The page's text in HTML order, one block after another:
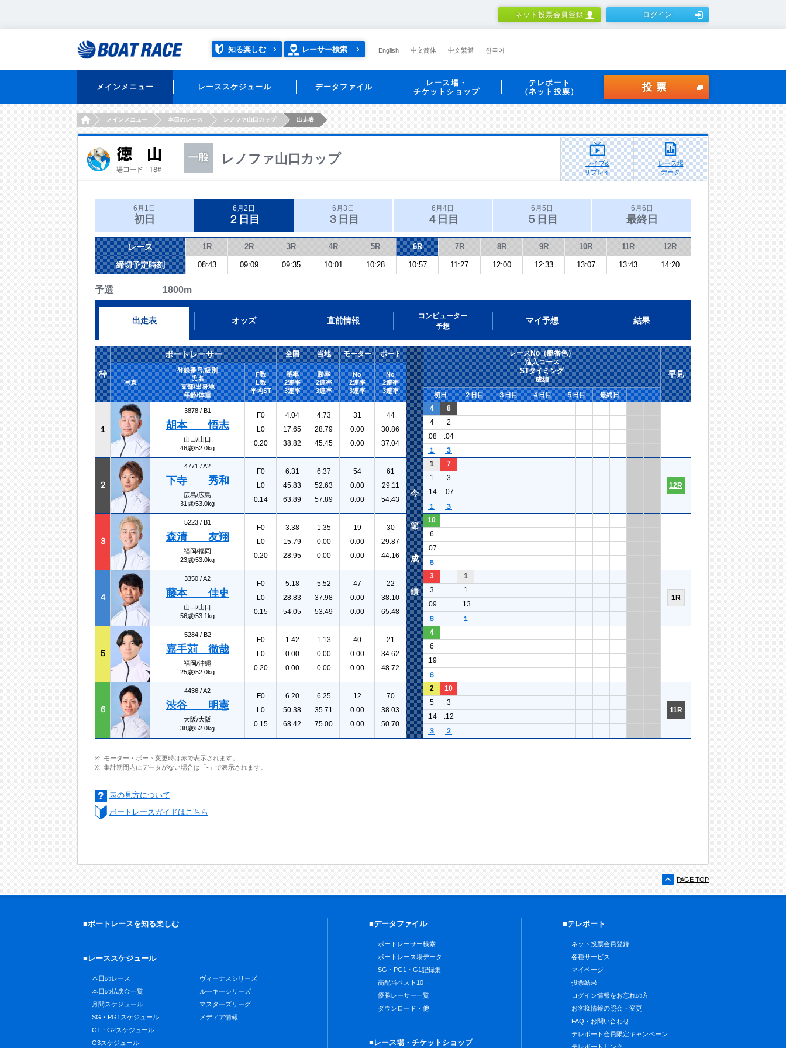
ネット投票会員登録 ログイン
知る楽しむ レーサー検索 English 中文简体 中文繁體 한국어
メインメニュー レーススケジュール データファイル
レース場・
チケットショップ
テレボート
（ネット投票）
投票
HOMEメインメニュー 本日のレース レノファ山口カップ 出走表
レノファ山口カップ
ライブ&
リプレイ
レース場
データ
6月1日
初日
6月2日
２日目
6月3日
３日目
6月4日
４日目
6月5日
５日目
6月6日
最終日
レース 1R 2R 3R 4R 5R 6R 7R 8R 9R 10R 11R 12R
締切予定時刻 08:43 09:09 09:35 10:01 10:28 10:57 11:27 12:00 12:33 13:07 13:43 14:20
予選 1800m
出走表 オッズ 直前情報
コンピューター
予想
マイ予想 結果
枠
ボートレーサー 全国 当地 モーター ボート
レースNo（艇番色）
進入コース
STタイミング
成績
早見
写真
登録番号/級別
氏名
支部/出身地
年齢/体重
F数
L数
平均ST
勝率
2連率
3連率
勝率
2連率
3連率
No
2連率
3連率
No
2連率
3連率
初日 ２日目 ３日目 ４日目 ５日目 最終日
１
3878 / B1
胡本 悟志
山口/山口
46歳/52.0kg
F0
L0
0.20
4.04
17.65
38.82
4.73
28.79
45.45
31
0.00
0.00
44
30.86
37.04
4
8
4
2
.08
.04
１
３
２
4771 /A2
下寺 秀和
広島/広島
31歳/53.0kg
F0
L0
0.14
6.31
45.83
63.89
6.37
52.63
57.89
54
0.00
0.00
61
29.11
54.43
1 7
12R
1
3
.14
.07
１
３
３
5223 / B1
森清 友翔
福岡/福岡
23歳/53.0kg
F0
L0
0.20
3.38
15.79
28.95
1.35
0.00
0.00
19
0.00
0.00
30
29.87
44.16
10
6
.07
６
４
3350 /A2
藤本 佳史
山口/山口
56歳/53.1kg
F0
L0
0.15
5.18
28.83
54.05
5.52
37.98
53.49
47
0.00
0.00
22
38.10
65.48
3 1
1R
3
1
.09
.13
６
１
５
5284 / B2
嘉手苅 徹哉
福岡/沖縄
25歳/52.0kg
F0
L0
0.20
1.42
0.00
0.00
1.13
0.00
0.00
40
0.00
0.00
21
34.62
48.72
4
6
.19
６
６
4436 /A2
渋谷 明憲
大阪/大阪
38歳/52.0kg
F0
L0
0.15
6.20
50.38
68.42
6.25
35.71
75.00
12
0.00
0.00
70
38.03
50.70
2 10
11R
5
3
.14
.12
３
２
今
節
成
績
モーター・ボート変更時は赤で表示されます。
集計期間内にデータがない場合は「-」で表示されます。
表の見方について
ボートレースガイドはこちら
PAGE TOP
■ボートレースを知る楽しむ
■レーススケジュール
本日のレース
本日の払戻金一覧
月間スケジュール
SG・PG1スケジュール
G1・G2スケジュール
G3スケジュール
ヴィーナスシリーズ
ルーキーシリーズ
マスターズリーグ
メディア情報
■データファイル
ボートレーサー検索
ボートレース場データ
SG・PG1・G1記録集
高配当ベスト10
優勝レーサー一覧
ダウンロード・他
■レース場・チケットショップ
■テレボート
ネット投票会員登録
各種サービス
マイページ
投票結果
ログイン情報をお忘れの方
お客様情報の照会・変更
FAQ・お問い合わせ
テレボート会員限定キャンペーン